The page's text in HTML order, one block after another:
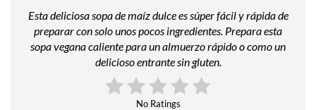
Esta deliciosa sopa de maíz dulce es súper fácil y rápida de
preparar con solo unos pocos ingredientes. Prepara esta
sopa vegana caliente para un almuerzo rápido o como un
delicioso entrante sin gluten.
No Ratings